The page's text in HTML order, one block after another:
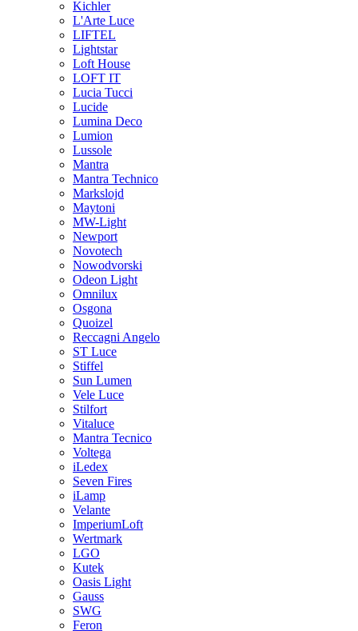
Kichler
L'Arte Luce
LIFTEL
Lightstar
Loft House
LOFT IT
Lucia Tucci
Lucide
Lumina Deco
Lumion
Lussole
Mantra
Mantra Technico
Markslojd
Maytoni
MW-Light
Newport
Novotech
Nowodvorski
Odeon Light
Omnilux
Osgona
Quoizel
Reccagni Angelo
ST Luce
Stiffel
Sun Lumen
Vele Luce
Stilfort
Vitaluce
Mantra Tecnico
Voltega
iLedex
Seven Fires
iLamp
Velante
ImperiumLoft
Wertmark
LGO
Kutek
Oasis Light
Gauss
SWG
Feron